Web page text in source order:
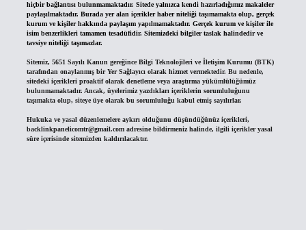
hiçbir bağlantısı bulunmamaktadır. Sitede yalnızca kendi hazırladığımız makaleler
paylaşılmaktadır. Burada yer alan içerikler haber niteliği taşımamakta olup, gerçek
kurum ve kişiler hakkında paylaşım yapılmamaktadır. Gerçek kurum ve kişiler ile
isim benzerlikleri tamamen tesadüfidir. Sitemizdeki bilgiler taslak halindedir ve
tavsiye niteliği taşımazlar.
Sitemiz, 5651 Sayılı Kanun gereğince Bilgi Teknolojileri ve İletişim Kurumu (BTK)
tarafından onaylanmış bir Yer Sağlayıcı olarak hizmet vermektedir. Bu nedenle,
sitedeki içerikleri proaktif olarak denetleme veya araştırma yükümlülüğümüz
bulunmamaktadır. Ancak, üyelerimiz yazdıkları içeriklerin sorumluluğunu
taşımakta olup, siteye üye olarak bu sorumluluğu kabul etmiş sayılırlar.
Hukuka ve yasal düzenlemelere aykırı olduğunu düşündüğünüz içerikleri,
backlinkpanelicomtr@gmail.comadresine bildirmeniz halinde, ilgili içerikler yasal
süre içerisinde sitemizden kaldırılacaktır.